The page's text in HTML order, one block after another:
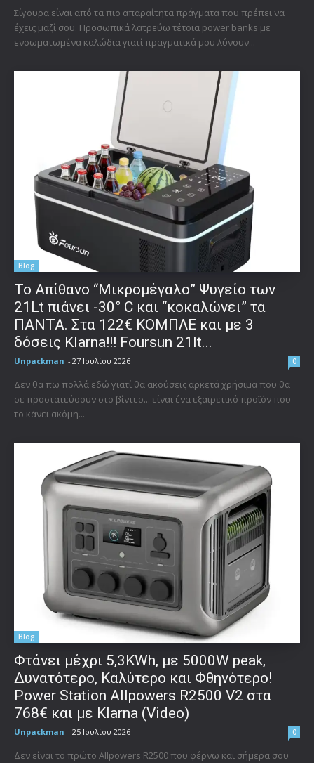
Σίγουρα είναι από τα πιο απαραίτητα πράγματα που πρέπει να
έχεις μαζί σου. Προσωπικά λατρεύω τέτοια power banks με
ενσωματωμένα καλώδια γιατί πραγματικά μου λύνουν...
Blog
Το Απίθανο “Μικρομέγαλο” Ψυγείο των
21Lt πιάνει -30° C και “κοκαλώνει” τα
ΠΑΝΤΑ. Στα 122€ ΚΟΜΠΛΕ και με 3
δόσεις Klarna!!! Foursun 21lt...
Unpackman - 27 Ιουλίου 2026 0
Δεν θα πω πολλά εδώ γιατί θα ακούσεις αρκετά χρήσιμα που θα
σε προστατεύσουν στο βίντεο... είναι ένα εξαιρετικό προϊόν που
το κάνει ακόμη...
Blog
Φτάνει μέχρι 5,3KWh, με 5000W peak,
Δυνατότερο, Καλύτερο και Φθηνότερο!
Power Station Allpowers R2500 V2 στα
768€ και με Klarna (Video)
Unpackman - 25 Ιουλίου 2026 0
Δεν είναι το πρώτο Allpowers R2500 που φέρνω και σήμερα σου